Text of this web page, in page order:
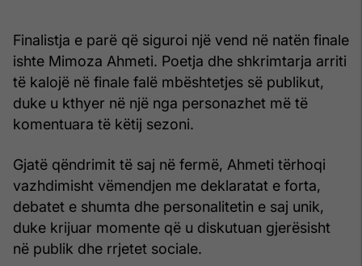
Finalistja e parë që siguroi një vend në natën finale
ishte Mimoza Ahmeti. Poetja dhe shkrimtarja arriti
të kalojë në finale falë mbështetjes së publikut,
duke u kthyer në një nga personazhet më të
komentuara të këtij sezoni.
Gjatë qëndrimit të saj në fermë, Ahmeti tërhoqi
vazhdimisht vëmendjen me deklaratat e forta,
debatet e shumta dhe personalitetin e saj unik,
duke krijuar momente që u diskutuan gjerësisht
në publik dhe rrjetet sociale.